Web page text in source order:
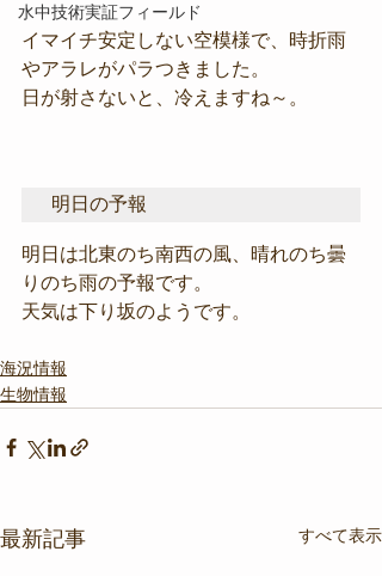
水中技術実証フィールド
イマイチ安定しない空模様で、時折雨
やアラレがパラつきました。
日が射さないと、冷えますね～。
明日の予報
明日は北東のち南西の風、晴れのち曇
りのち雨の予報です。
天気は下り坂のようです。
海況情報
生物情報
最新記事 すべて表示